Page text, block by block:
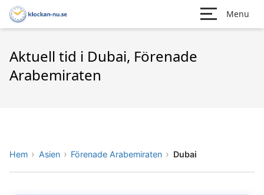
Menu
Aktuell tid i Dubai, Förenade
Arabemiraten
Hem Asien Förenade Arabemiraten Dubai